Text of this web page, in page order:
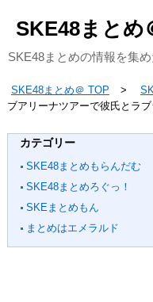
SKE48まとめ
SKE48まとめの情報を集
SKE48まとめ＠ TOP
ブアリーナツアーで彼氏とラ
カテゴリー
SKE48まとめもらんだむ
SKE48まとめろぐっ！
SKEまとめもん
まとめはエメラルド